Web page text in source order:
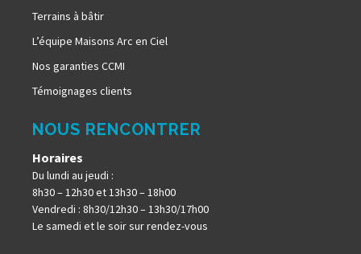
Terrains à bâtir
L’équipe Maisons Arc en Ciel
Nos garanties CCMI
Témoignages clients
NOUS RENCONTRER
Horaires
Du lundi au jeudi :
8h30 – 12h30 et 13h30 – 18h00
Vendredi : 8h30/12h30 – 13h30/17h00
Le samedi et le soir sur rendez-vous